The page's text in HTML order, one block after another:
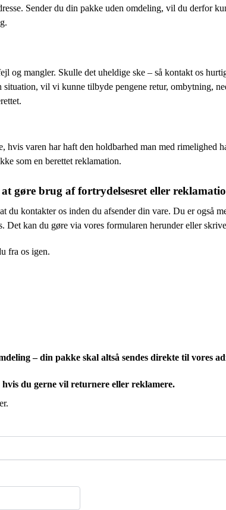
Sender du din pakke uden omdeling, vil du derfor
og mangler. Skulle det uheldige ske – så kontakt os
vil vi kunne tilbyde pengene retur, ombytning,
hvis varen har haft den holdbarhed man med rimelighed
som en berettet reklamation.
gøre brug af fortrydelsesret eller
du kontakter os inden du afsender din vare. Du er også
Det kan du gøre via vores formularen herunder eller
fra os igen.
– din pakke skal altså sendes direkte til vores
du gerne vil returnere eller reklamere.